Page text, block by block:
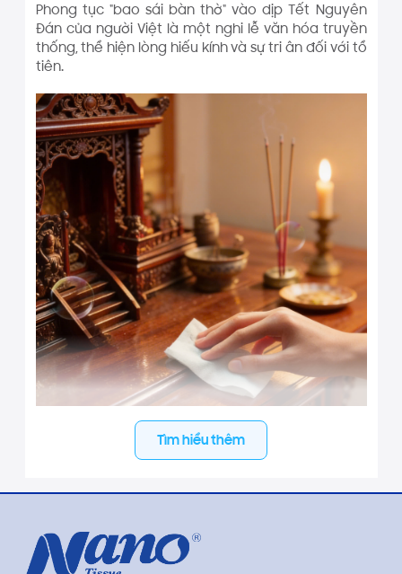
Phong tục "bao sái bàn thờ" vào dịp Tết Nguyên
Đán của người Việt là một nghi lễ văn hóa truyền
thống, thể hiện lòng hiếu kính và sự tri ân đối với tổ
tiên.
"Bao sái bàn thờ" là việc vệ sinh và dọn dẹp bàn thờ
tổ tiên, thường được tiến hành vào cuối năm, đặc
Tìm hiểu thêm